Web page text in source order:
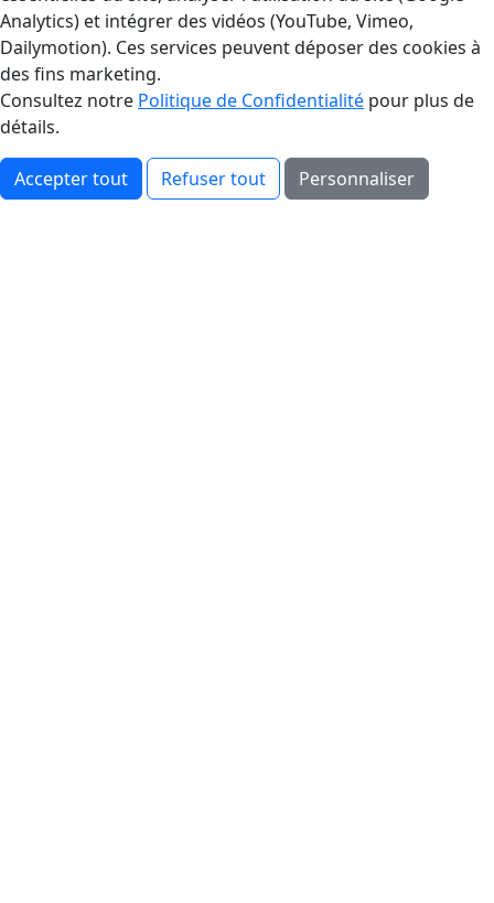
Analytics) et intégrer des vidéos (YouTube, Vimeo,
Dailymotion). Ces services peuvent déposer des cookies à
des fins marketing.
Consultez notre Politique de Confidentialité pour plus de
détails.
Accepter tout Refuser tout Personnaliser